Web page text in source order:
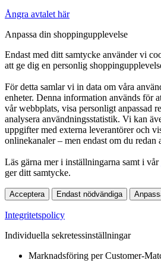
Ångra avtalet här
Anpassa din shoppingupplevelse
Endast med ditt samtycke använder vi
att ge dig en personlig
För detta samlar vi in data om våra
enheter. Denna information används för
vår webbplats, visa personligt anpassad
analysera användningsstatistik. Vi kan
uppgifter med externa leverantörer och
onlinekanaler – men endast om du redan
Läs gärna mer i inställningarna samt i vår
ger ditt samtycke.
Acceptera Endast nödvändiga
Integritetspolicy
Individuella sekretessinställningar
Marknadsföring per Customer-